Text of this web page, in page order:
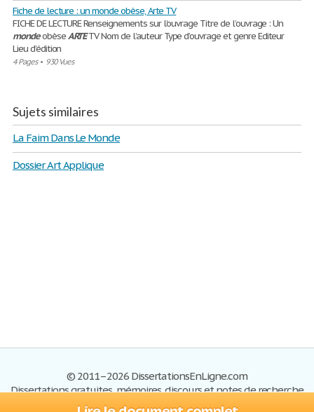
Fiche de lecture : un monde obèse, Arte TV
FICHE DE LECTURE Renseignements sur l’ouvrage Titre de l’ouvrage : Un
mondeobèseARTETV Nom de l’auteur Type d’ouvrage et genre Editeur
Lieu d’édition
4 Pages• 930 Vues
Sujets similaires
La Faim Dans Le Monde
Dossier Art Applique
© 2011–2026 DissertationsEnLigne.com
Dissertations gratuites, mémoires, discours et notes de recherche